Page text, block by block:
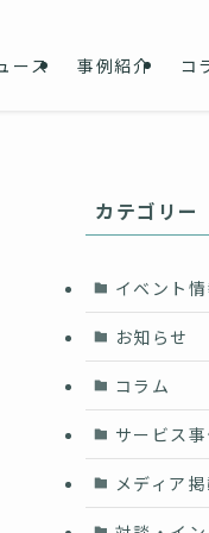
ース 事例紹介 コ
カテゴリー
イベント
お知らせ
コラム
サービス
メディア掲